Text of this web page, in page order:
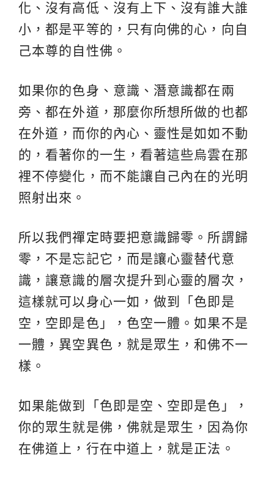
化、沒有高低、沒有上下、沒有誰大誰
小，都是平等的，只有向佛的心，向自
己本尊的自性佛。
如果你的色身、意識、潛意識都在兩
旁、都在外道，那麼你所想所做的也都
在外道，而你的內心、靈性是如如不動
的，看著你的一生，看著這些烏雲在那
裡不停變化，而不能讓自己內在的光明
照射出來。
所以我們禪定 時要把意識歸零。所謂歸
零，不是忘記它，而是讓心靈替代意
識，讓意識的層次提升到心靈的層次，
這樣就可以身心一如，做到「色即是
空，空即是色」，色空一體。如果不是
一體，異空異色，就是眾生，和佛不一
樣。
如果能做到「色即是空、空即是色」，
你的眾生就是佛，佛就是眾生，因為你
在佛道上，行在中道上，就是正法。